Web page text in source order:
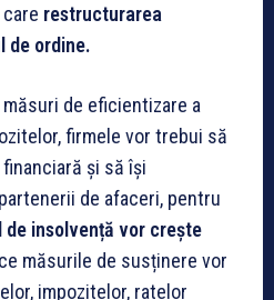
restructurarea
de ordine.
de eficientizare a
firmele vor trebui să
și să își
de afaceri, pentru
de insolvență vor crește
măsurile de susținere vor
impozitelor, ratelor